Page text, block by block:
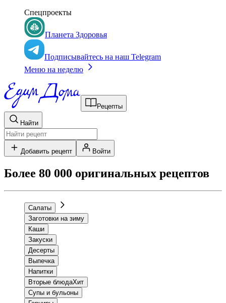
Спецпроекты
Планета Здоровья
Подписывайтесь на наш Telegram
Меню на неделю
Рецепты
Найти
Добавить рецепт Войти
Более 80 000 оригинальных рецептов
Салаты
Заготовки на зиму
Каши
Закуски
Десерты
Выпечка
Напитки
Вторые блюдаХит
Супы и бульоны